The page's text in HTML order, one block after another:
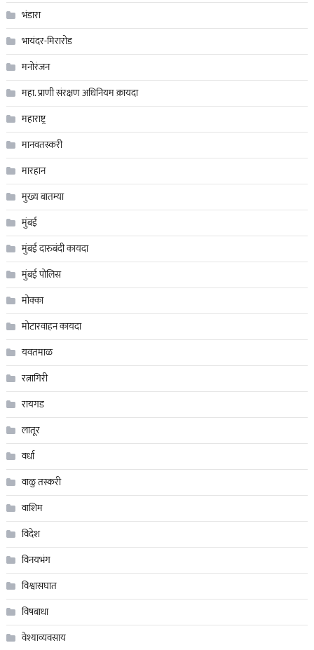
भंडारा
भायंदर-मिरारोड
मनोरंजन
महा. प्राणी संरक्षण अधिनियम क़ायदा
महाराष्ट्र
मानवतस्करी
मारहान
मुख्य बातम्या
मुंबई
मुंबई दारुबंदी कायदा
मुंबई पोलिस
मोक्का
मोटारवाहन कायदा
यवतमाळ
रत्नागिरी
रायगड
लातूर
वर्धा
वाळु तस्करी
वाशिम
विदेश
विनयभंग
विश्वासघात
विषबाधा
वेश्याव्यवसाय